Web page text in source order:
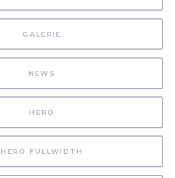
GALERIE
NEWS
HERO
HERO FULLWIDTH